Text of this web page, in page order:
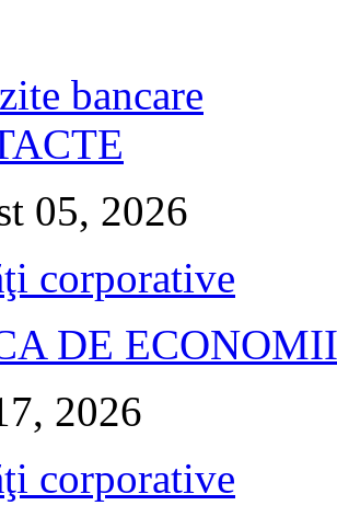
bancare
05, 2026
corporative
DE
2026
corporative